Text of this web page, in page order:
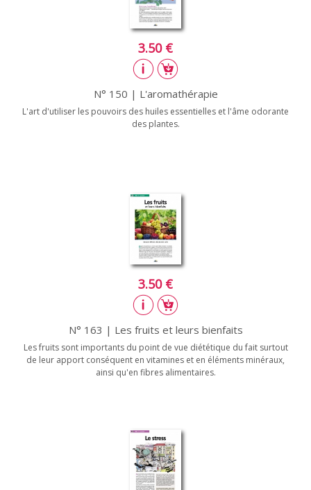
3.50 €
N° 150 | L'aromathérapie
L'art d'utiliser les pouvoirs des huiles essentielles et l'âme odorante
des plantes.
3.50 €
N° 163 | Les fruits et leurs bienfaits
Les fruits sont importants du point de vue diététique du fait surtout
de leur apport conséquent en vitamines et en éléments minéraux,
ainsi qu'en fibres alimentaires.